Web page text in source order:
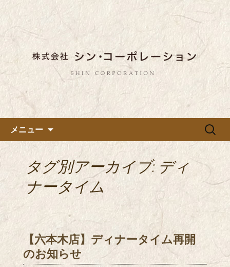
都内に5店舗展開している蕎麦
のお店「真希（しんき）」を運
営する「株式会社シン・コーポ
レーション」のブログ
東京都内に5店舗ある美味しい蕎麦のお
店「真希（しんき）」と運営の「株式
会社シン・コーポレーション」の新着
情報はこちら。店舗によって24時間営
業、宴会なども承っております。季節
のメニューも豊富にご用意。
メニュー
検
タグ別アーカイブ: ディ
ナータイム
【六本木店】ディナータイム再開
のお知らせ